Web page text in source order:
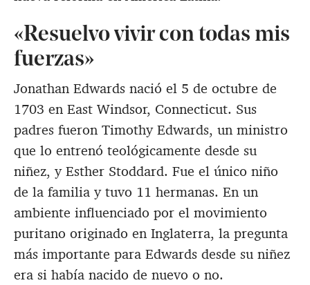
«Resuelvo vivir con todas mis
fuerzas»
Jonathan Edwards nació el 5 de octubre de
1703 en East Windsor, Connecticut. Sus
padres fueron Timothy Edwards, un ministro
que lo entrenó teológicamente desde su
niñez, y Esther Stoddard. Fue el único niño
de la familia y tuvo 11 hermanas. En un
ambiente influenciado por el movimiento
puritano originado en Inglaterra, la pregunta
más importante para Edwards desde su niñez
era si había nacido de nuevo o no.